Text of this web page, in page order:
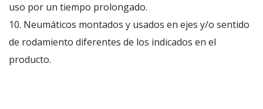
uso por un tiempo prolongado.
10. Neumáticos montados y usados en ejes y/o sentido
de rodamiento diferentes de los indicados en el
producto.